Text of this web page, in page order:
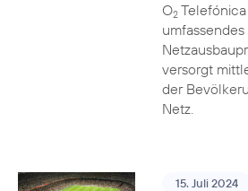
O2Telefónica
umfassendes
versorgt
der
Netz.
15. Juli 2024